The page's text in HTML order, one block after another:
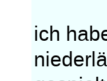
ich